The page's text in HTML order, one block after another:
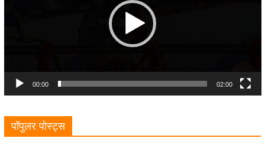
00:00 02:00
पॉपुलर पोस्ट्स